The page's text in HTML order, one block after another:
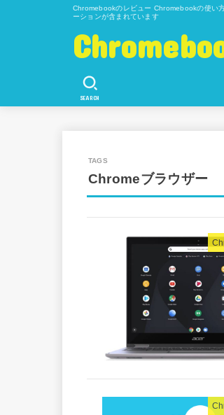
Chromebookのレビュー Chromebookの使い
ーションが含まれています
SEARCH
Chromeブラウザー